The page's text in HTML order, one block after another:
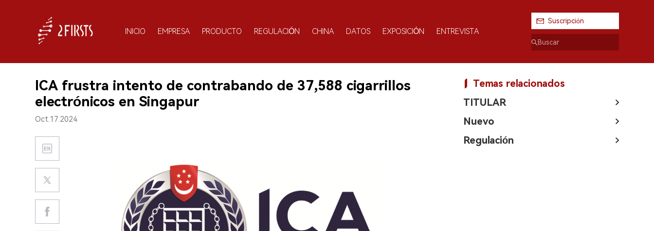
INICIO EMPRESA PRODUCTO REGULACIÓN CHINA DATOS EXPOSICIÓN ENTREVISTA
Suscripción
ICA frustra intento de contrabando de 37,588 cigarrillos
electrónicos en Singapur
Oct.17.2024
Temas relacionados
TITULAR
Nuevo
Regulación